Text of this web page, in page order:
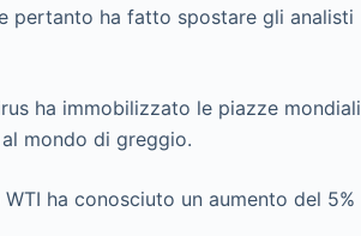
pertanto ha fatto spostare gli analisti
ha immobilizzato le piazze mondiali
mondo di greggio.
ha conosciuto un aumento del 5%